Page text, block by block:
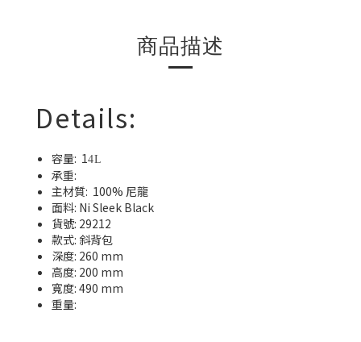
商品描述
Details:
容量: 14L
承重:
主材質: 100% 尼龍
面料: Ni Sleek Black
貨號: 29212
款式: 斜背包
深度: 260 mm
高度: 200 mm
寬度: 490 mm
重量: